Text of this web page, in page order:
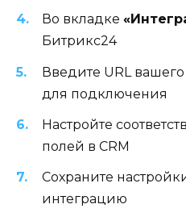
Во вкладке
Битрикс24
Введите URL
для подключения
Настройте
полей в CRM
Сохраните
интеграцию